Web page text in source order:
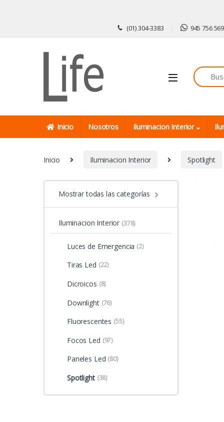
(01) 304-3383 945 756 569
Inicio Nosotros Iluminacion Interior
Inicio Iluminacion Interior Spotlight
Mostrar todas las categorías
Iluminacion Interior (378)
Luces de Emergencia (2)
Tiras Led (22)
Dicroicos (8)
Downlight (76)
Fluorescentes (55)
Focos Led (97)
Paneles Led (80)
Spotlight (38)